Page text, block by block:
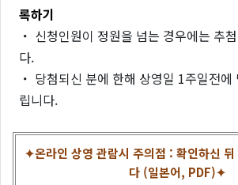
록하기
・ 신청인원이 정원을 넘는 경우에는 추
다.
・ 당첨되신 분에 한해 상영일 1주일전
립니다.
✦온라인 상영 관람시 주의점 : 확인하신 뒤
다 (일본어, PDF)✦